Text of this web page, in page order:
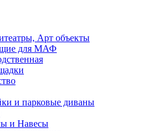
Арт объекты
для МАФ
и парковые диваны
и Навесы